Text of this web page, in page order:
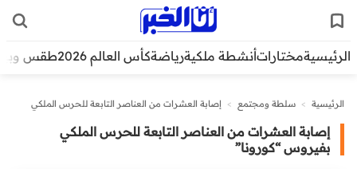
الرئيسيةمختاراتأنشطة ملكيةرياضةكأس العالم 2026 طقس
الرئيسية > سلطة ومجتمع >
إصابة العشرات من العناصر التابعة للحرس الملكي
إصابة العشرات من العناصر التابعة للحرس الملكي
بفيروس “كورونا”